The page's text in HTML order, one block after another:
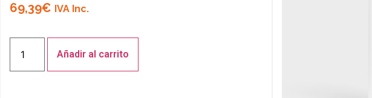
69,39€ IVA Inc.
Añadir al carrito